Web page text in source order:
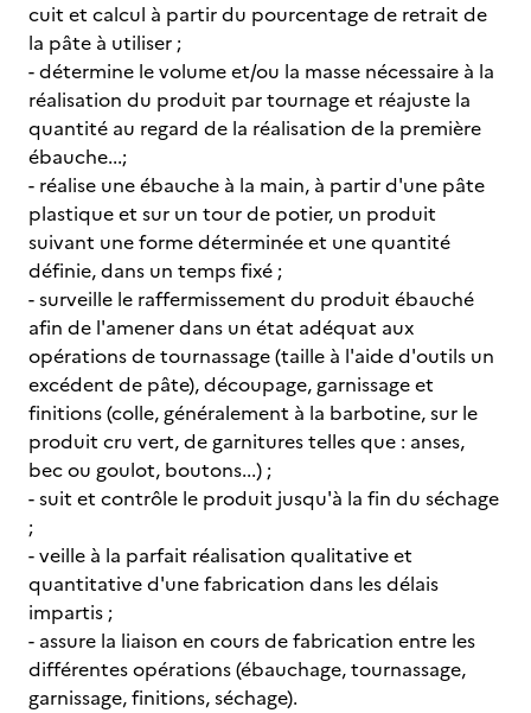
cuit et calcul à partir du pourcentage de retrait de
la pâte à utiliser ;
- détermine le volume et/ou la masse nécessaire à la
réalisation du produit par tournage et réajuste la
quantité au regard de la réalisation de la première
ébauche...;
- réalise une ébauche à la main, à partir d'une pâte
plastique et sur un tour de potier, un produit
suivant une forme déterminée et une quantité
définie, dans un temps fixé ;
- surveille le raffermissement du produit ébauché
afin de l'amener dans un état adéquat aux
opérations de tournassage (taille à l'aide d'outils un
excédent de pâte), découpage, garnissage et
finitions (colle, généralement à la barbotine, sur le
produit cru vert, de garnitures telles que : anses,
bec ou goulot, boutons...) ;
- suit et contrôle le produit jusqu'à la fin du séchage
;
- veille à la parfait réalisation qualitative et
quantitative d'une fabrication dans les délais
impartis ;
- assure la liaison en cours de fabrication entre les
différentes opérations (ébauchage, tournassage,
garnissage, finitions, séchage).